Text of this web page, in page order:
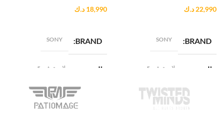
22,990 د.ك
BRAND
SONY
المنصة بلايستيشن 5
الإصدار ستيلبوك
18,990 د.ك
BRAND
SONY
المنصة بلايستيشن 5
أساسي